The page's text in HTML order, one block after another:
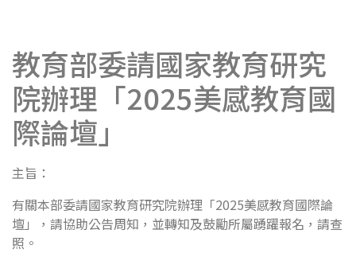
教育部委請國家教育研究
院辦理「2025美感教育國
際論壇」
主旨：
有關本部委請國家教育研究院辦理「2025美感教育國際論
壇」，請協助公告周知，並轉知及鼓勵所屬踴躍報名，請查
照。